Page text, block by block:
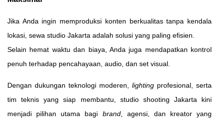
Jika Anda ingin memproduksi konten berkualitas tanpa kendala
lokasi, sewa studio Jakarta adalah solusi yang paling efisien.
Selain hemat waktu dan biaya, Anda juga mendapatkan kontrol
penuh terhadap pencahayaan, audio, dan set visual.
Dengan dukungan teknologi moderen, lighting profesional, serta
tim teknis yang siap membantu, studio shooting Jakarta kini
menjadi pilihan utama bagi brand, agensi, dan kreator yang